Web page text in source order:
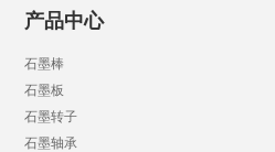
产品中心
石墨棒
石墨板
石墨转子
石墨轴承